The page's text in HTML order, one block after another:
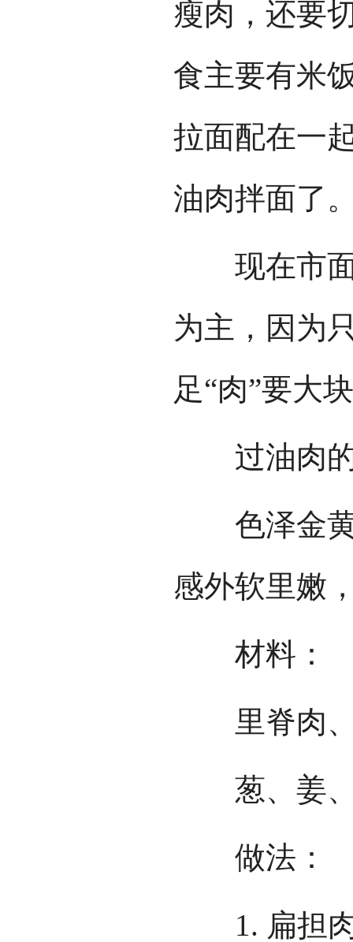
瘦肉，还要
食主要有米
拉面配在一
油肉拌面了
现在市面
为主，因为
足“肉”要大
过油肉的
色泽金黄
感外软里嫩
材料：
里脊肉、
葱、姜
做法：
1. 扁担肉